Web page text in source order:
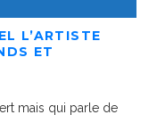
L’ARTISTE
ET
mais qui parle de